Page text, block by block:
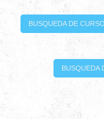
BUSQUEDA DE
BUSQUEDA